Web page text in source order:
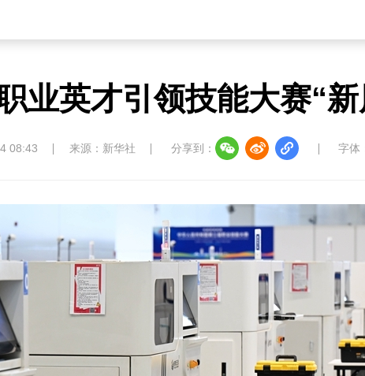
业英才引领技能大赛“新
08:43 来源：新华社 分享到： 字体